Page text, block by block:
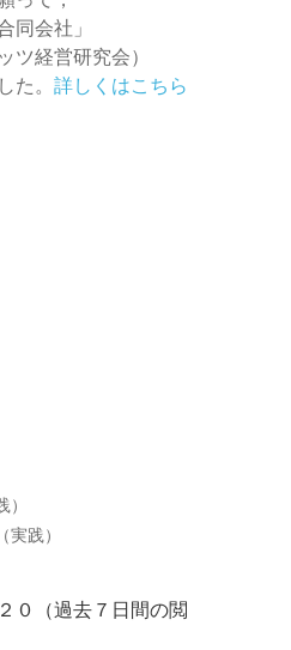
同会社」
ツ経営研究会）
た。 詳しくはこちら
践）
０（過去７日間の閲